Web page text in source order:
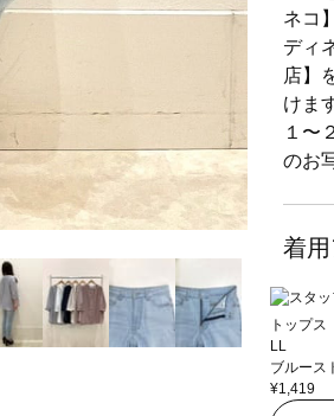
ネコ
ディ
店】
けま
１〜
のお
着
トップス
LL
ブルース
¥1,419